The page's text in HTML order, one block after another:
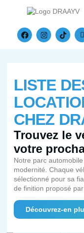
LISTE
CHEZ
Trouvez le
votre
Notre parc
modernité. Chaque
sélectionné pour sa
de finition proposé
Découvrez-en